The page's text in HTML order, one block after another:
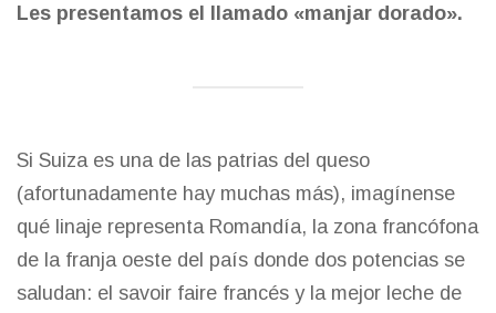
Les presentamos el llamado «manjar dorado».
Si Suiza es una de las patrias del queso
(afortunadamente hay muchas más), imagínense
qué linaje representa Romandía, la zona francófona
de la franja oeste del país donde dos potencias se
saludan: el savoir faire francés y la mejor leche de